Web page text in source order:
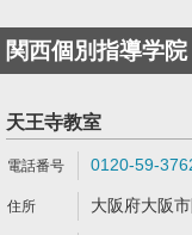
関西個別指導学院
天王寺教室
0120-59-
大阪府大阪